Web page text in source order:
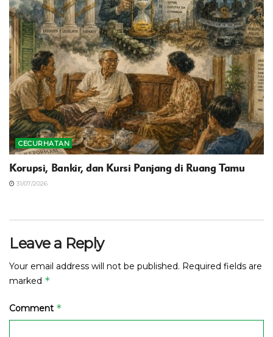
CECURHATAN
Korupsi, Bankir, dan Kursi Panjang di Ruang Tamu
31/07/2026
Leave a Reply
Your email address will not be published. Required fields are
marked *
Comment *